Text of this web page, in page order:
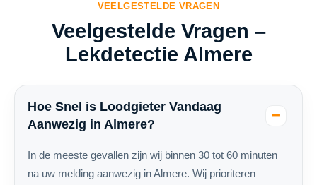
VEELGESTELDE VRAGEN
Veelgestelde Vragen –
Lekdetectie Almere
Hoe Snel is Loodgieter Vandaag
Aanwezig in Almere?
In de meeste gevallen zijn wij binnen 30 tot 60 minuten
na uw melding aanwezig in Almere. Wij prioriteren